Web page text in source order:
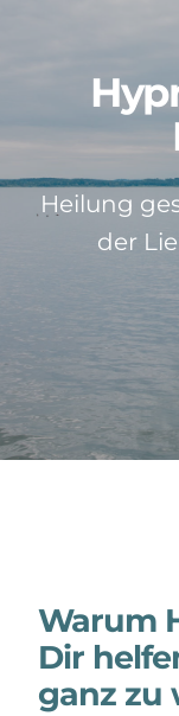
Heilung
der
Warum
Dir
ganz zu